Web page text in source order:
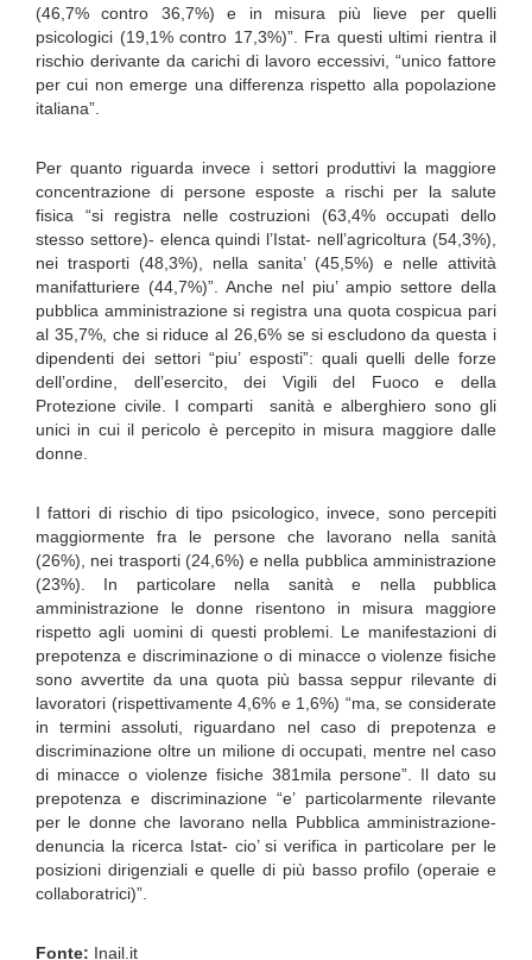
(46,7% contro 36,7%) e in misura più lieve per quelli
psicologici (19,1% contro 17,3%)”. Fra questi ultimi rientra il
rischio derivante da carichi di lavoro eccessivi, “unico fattore
per cui non emerge una differenza rispetto alla popolazione
italiana”.
Per quanto riguarda invece i settori produttivi la maggiore
concentrazione di persone esposte a rischi per la salute
fisica “si registra nelle costruzioni (63,4% occupati dello
stesso settore)- elenca quindi l’Istat- nell’agricoltura (54,3%),
nei trasporti (48,3%), nella sanita’ (45,5%) e nelle attività
manifatturiere (44,7%)”. Anche nel piu’ ampio settore della
pubblica amministrazione si registra una quota cospicua pari
al 35,7%, che si riduce al 26,6% se si escludono da questa i
dipendenti dei settori “piu’ esposti”: quali quelli delle forze
dell’ordine, dell’esercito, dei Vigili del Fuoco e della
Protezione civile. I comparti sanità e alberghiero sono gli
unici in cui il pericolo è percepito in misura maggiore dalle
donne.
I fattori di rischio di tipo psicologico, invece, sono percepiti
maggiormente fra le persone che lavorano nella sanità
(26%), nei trasporti (24,6%) e nella pubblica amministrazione
(23%). In particolare nella sanità e nella pubblica
amministrazione le donne risentono in misura maggiore
rispetto agli uomini di questi problemi. Le manifestazioni di
prepotenza e discriminazione o di minacce o violenze fisiche
sono avvertite da una quota più bassa seppur rilevante di
lavoratori (rispettivamente 4,6% e 1,6%) “ma, se considerate
in termini assoluti, riguardano nel caso di prepotenza e
discriminazione oltre un milione di occupati, mentre nel caso
di minacce o violenze fisiche 381mila persone”. Il dato su
prepotenza e discriminazione “e’ particolarmente rilevante
per le donne che lavorano nella Pubblica amministrazione-
denuncia la ricerca Istat- cio’ si verifica in particolare per le
posizioni dirigenziali e quelle di più basso profilo (operaie e
collaboratrici)”.
Fonte: Inail.it